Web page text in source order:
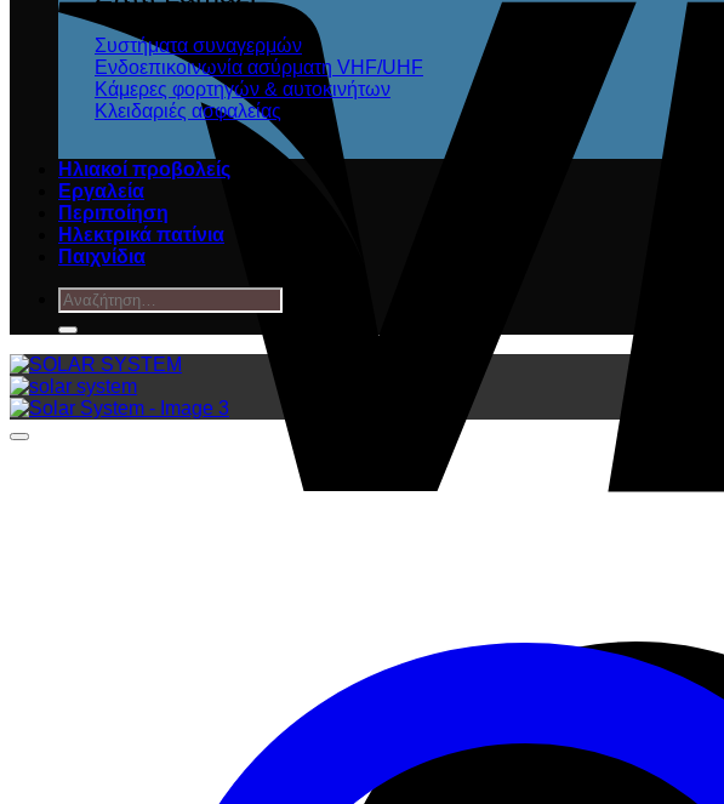
Συστήματα συναγερμών
Ενδοεπικοινωνία ασύρματη VHF/UHF
Κάμερες φορτηγών & αυτοκινήτων
Κλειδαριές ασφαλείας
Ηλιακοί προβολείς
Εργαλεία
Περιποίηση
Ηλεκτρικά πατίνια
Παιχνίδια
Αναζήτηση
για: